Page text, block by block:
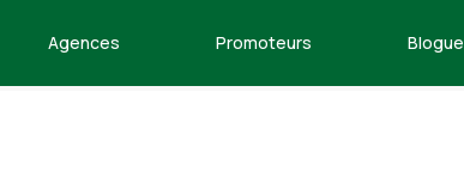
Agences Promoteurs Blogue